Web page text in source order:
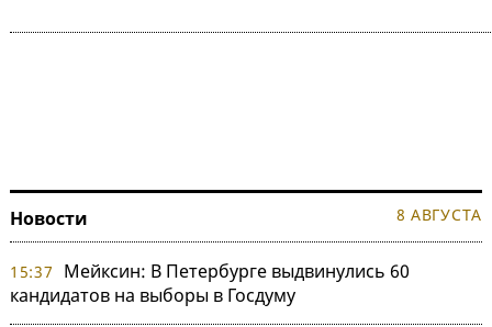
Новости 8 АВГУСТА
15:37
Мейксин: В Петербурге выдвинулись 60
кандидатов на выборы в Госдуму